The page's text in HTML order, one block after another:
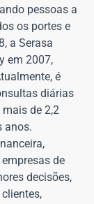
pessoas a
os portes e
a Serasa
em 2007,
é
diárias
de 2,2
anos.
de
decisões,